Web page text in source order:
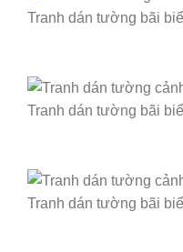
Tranh dán tường bãi
Tranh dán tường bãi
Tranh dán tường bãi